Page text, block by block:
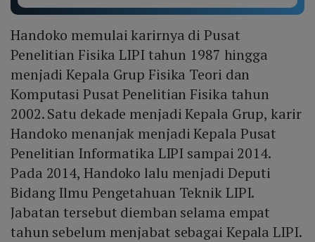
Handoko memulai karirnya di Pusat
Penelitian Fisika LIPI tahun 1987 hingga
menjadi Kepala Grup Fisika Teori dan
Komputasi Pusat Penelitian Fisika tahun
2002. Satu dekade menjadi Kepala Grup, karir
Handoko menanjak menjadi Kepala Pusat
Penelitian Informatika LIPI sampai 2014.
Pada 2014, Handoko lalu menjadi Deputi
Bidang Ilmu Pengetahuan Teknik LIPI.
Jabatan tersebut diemban selama empat
tahun sebelum menjabat sebagai Kepala LIPI.